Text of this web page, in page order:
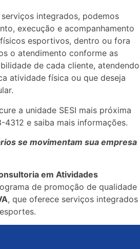
integrados, podemos
execução e acompanhamento
esportivos, dentro ou fora
o atendimento conforme as
de cada cliente, atendendo
atividade física ou que deseja
a unidade SESI mais próxima
e saiba mais informações.
se movimentam sua empresa
em Atividades
de promoção de qualidade
, que oferece serviços integrados